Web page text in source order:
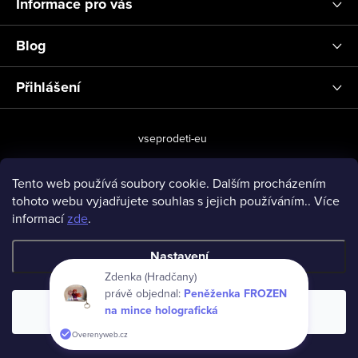
Tento web používá soubory cookie. Dalším procházením
tohoto webu vyjadřujete souhlas s jejich používáním.. Více
informacízde.
Nastavení
Souhlasím
Blog
Přihlášení
vseprodeti-eu
Copyright 2026www.vseprodeti.eu. Všechna práva vyhrazena.
Zdenka (Hradčany)
právě objednal: Peněženka FROZEN
na mince holografická
Overenyweb.cz